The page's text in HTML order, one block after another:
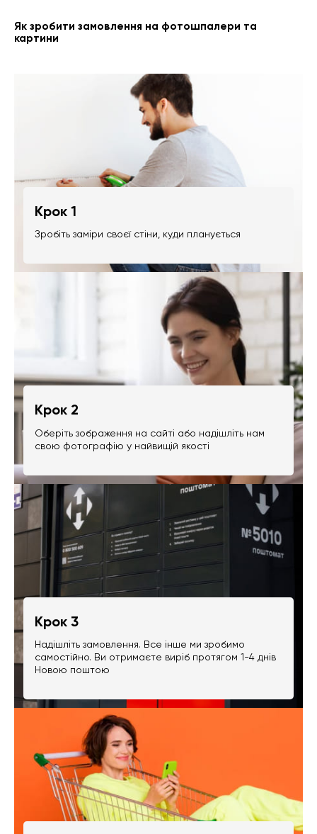
Як зробити замовлення на фотошпалери та
картини
Крок 1
Зробіть заміри своєї стіни, куди планується
Крок 2
Оберіть зображення на сайті або надішліть нам
свою фотографію у найвищій якості
Крок 3
Надішліть замовлення. Все інше ми зробимо
самостійно. Ви отримаєте виріб протягом 1-4 днів
Новою поштою